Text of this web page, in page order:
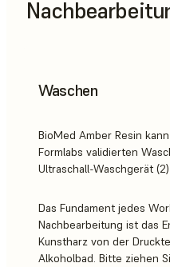
Waschen
BioMed Amber Resin
Formlabs validierten
Ultraschall-Waschgerät
Das Fundament jedes
Nachbearbeitung ist das
Kunstharz von der
Alkoholbad. Bitte ziehen